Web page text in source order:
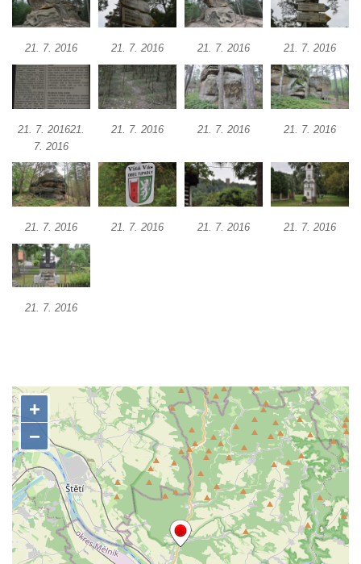
21. 7. 2016 21. 7. 2016 21. 7. 2016 21. 7. 2016
21. 7. 201621.
7. 2016
21. 7. 2016 21. 7. 2016 21. 7. 2016
21. 7. 2016 21. 7. 2016 21. 7. 2016 21. 7. 2016
21. 7. 2016